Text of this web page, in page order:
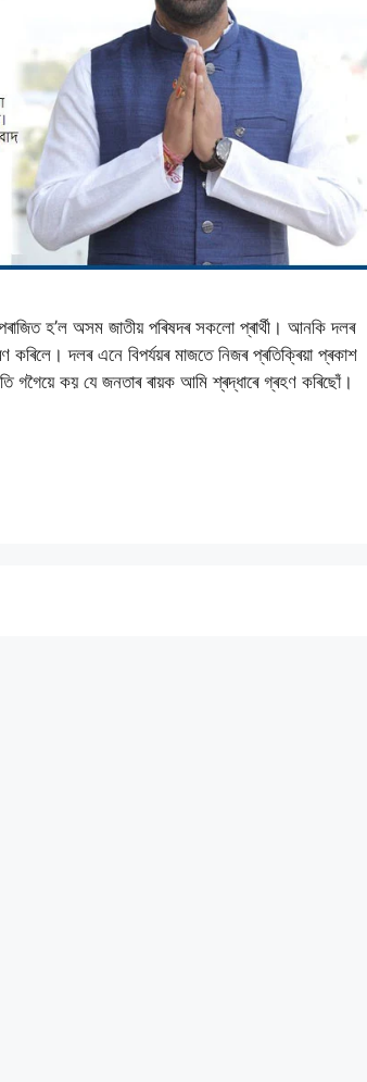
হ’ল অসম জাতীয় পৰিষদৰ সকলাে প্ৰাৰ্থী। আনকি দলৰ
কৰিলে। দলৰ এনে বিপৰ্যয়ৰ মাজতে নিজৰ প্ৰতিক্ৰিয়া প্ৰকাশ
গগৈয়ে কয় যে জনতাৰ ৰায়ক আমি শ্ৰদ্ধাৰে গ্ৰহণ কৰিছােঁ।